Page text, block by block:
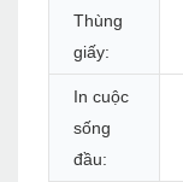
Thùng
giấy:
In cuộc
sống
đầu: